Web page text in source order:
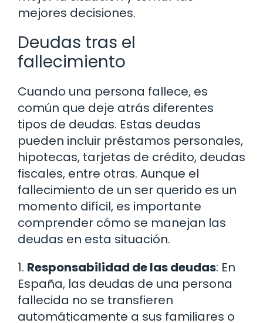
mejores decisiones.
Deudas tras el
fallecimiento
Cuando una persona fallece, es
común que deje atrás diferentes
tipos de deudas. Estas deudas
pueden incluir préstamos personales,
hipotecas, tarjetas de crédito, deudas
fiscales, entre otras. Aunque el
fallecimiento de un ser querido es un
momento difícil, es importante
comprender cómo se manejan las
deudas en esta situación.
1. Responsabilidad de las deudas: En
España, las deudas de una persona
fallecida no se transfieren
automáticamente a sus familiares o